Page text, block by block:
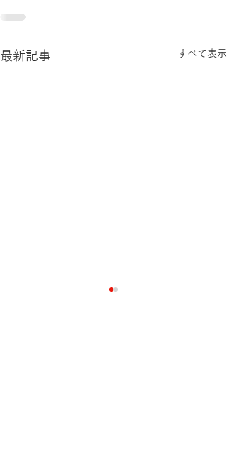
最新記事 すべて表示